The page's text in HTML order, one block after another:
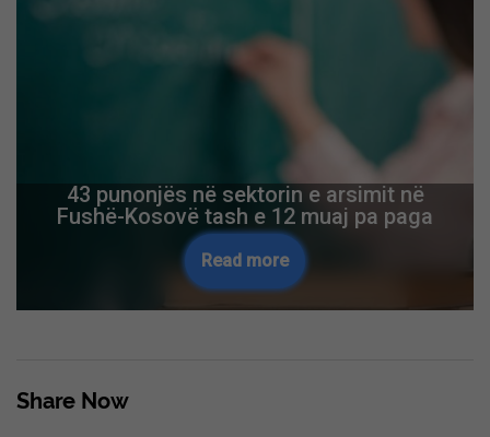
43 punonjës në sektorin e arsimit në
Fushë-Kosovë tash e 12 muaj pa paga
Read more
Share Now